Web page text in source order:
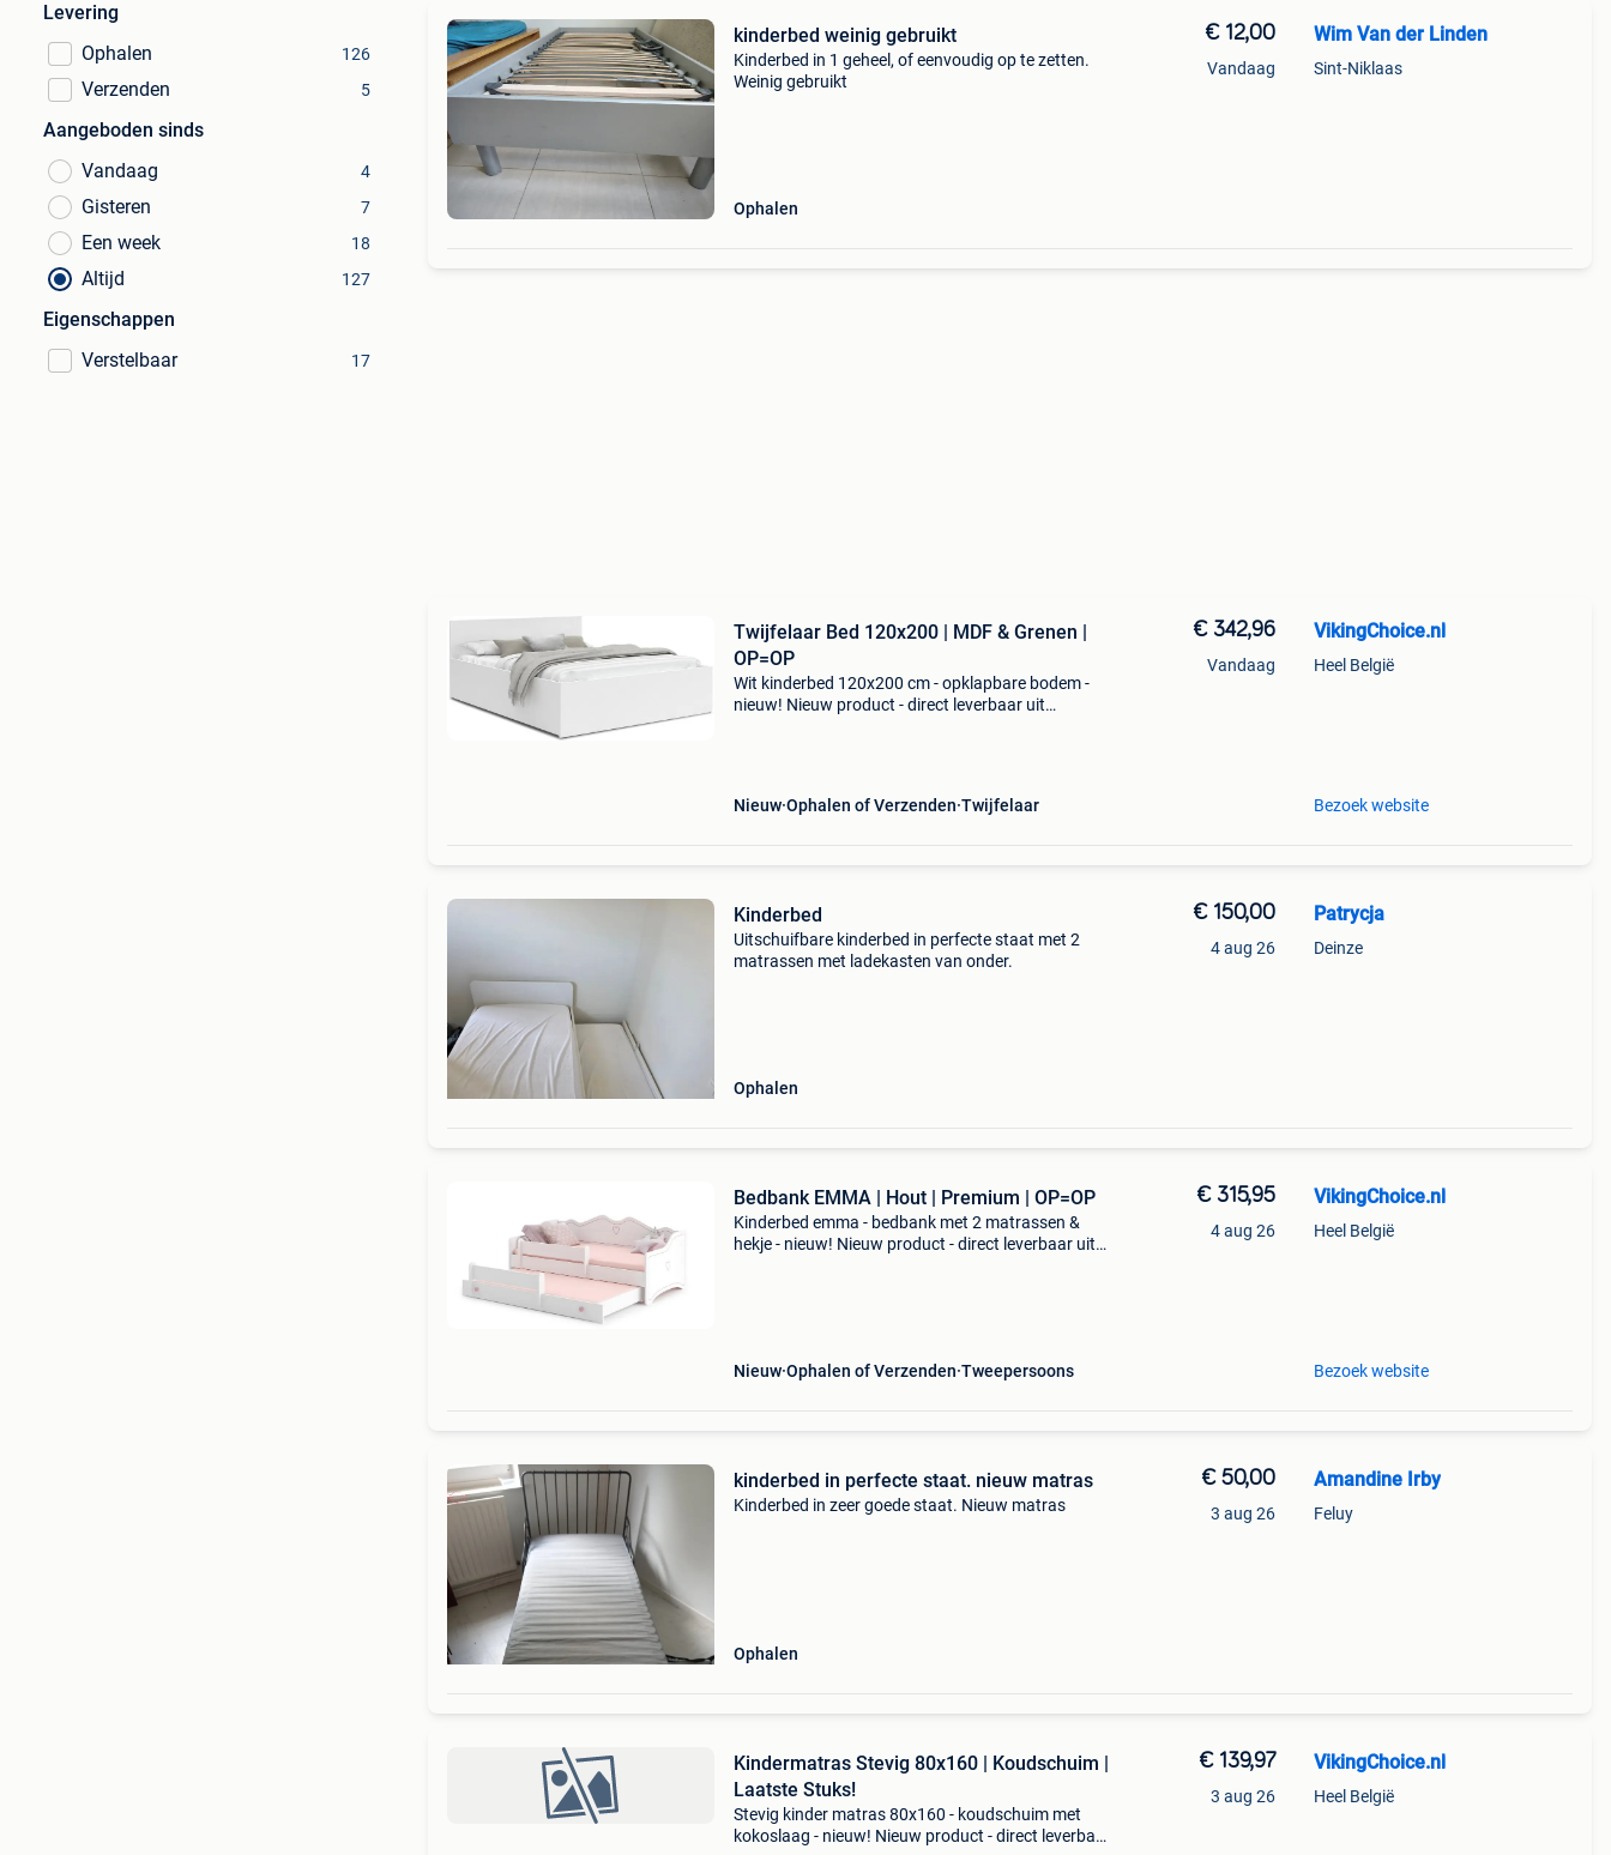
Levering
Ophalen
126
Verzenden 5
Aangeboden sinds
Vandaag
4
Gisteren 7
Een week 18
Altijd 127
Eigenschappen
Verstelbaar
17
kinderbed weinig gebruikt
Kinderbed in 1 geheel, of eenvoudig op te zetten.
Weinig gebruikt
Ophalen
€ 12,00
Vandaag
Wim Van der Linden
Sint-Niklaas
Twijfelaar Bed 120x200 | MDF & Grenen |
OP=OP
Wit kinderbed 120x200 cm - opklapbare bodem -
nieuw! Nieuw product - direct leverbaar uit
Nieuw Ophalen of Verzenden Twijfelaar
€ 342,96
Vandaag
VikingChoice.nl
Heel België
Bezoek website
Kinderbed
Uitschuifbare kinderbed in perfecte staat met 2
matrassen met ladekasten van onder.
Ophalen
€ 150,00
4 aug 26
Patrycja
Deinze
Bedbank EMMA | Hout | Premium | OP=OP
Kinderbed emma - bedbank met 2 matrassen &
hekje - nieuw! Nieuw product - direct leverbaar uit
Nieuw Ophalen of Verzenden Tweepersoons
€ 315,95
4 aug 26
VikingChoice.nl
Heel België
Bezoek website
kinderbed in perfecte staat. nieuw matras
Kinderbed in zeer goede staat. Nieuw matras
Ophalen
€ 50,00
3 aug 26
Amandine Irby
Feluy
Kindermatras Stevig 80x160 | Koudschuim |
Laatste Stuks!
Stevig kinder matras 80x160 - koudschuim met
kokoslaag - nieuw! Nieuw product - direct leverbaar
€ 139,97
3 aug 26
VikingChoice.nl
Heel België